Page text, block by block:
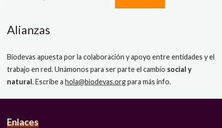
Alianzas
Biodevas apuesta por la colaboración y apoyo entre entidades y el
trabajo en red. Unámonos para ser parte el cambio social y
natural. Escribe a hola@biodevas.orgpara más info.
Enlaces